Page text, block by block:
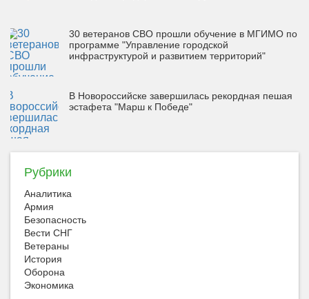
30 ветеранов СВО прошли обучение в МГИМО по
программе "Управление городской
инфраструктурой и развитием территорий"
В Новороссийске завершилась рекордная пешая
эстафета "Марш к Победе"
Рубрики
Аналитика
Армия
Безопасность
Вести СНГ
Ветераны
История
Оборона
Экономика